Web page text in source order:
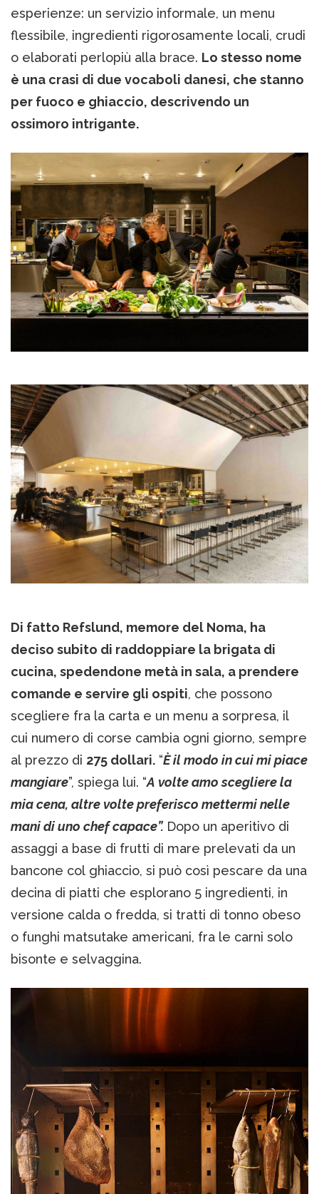
esperienze: un servizio informale, un menu
flessibile, ingredienti rigorosamente locali, crudi
o elaborati perlopiù alla brace. Lo stesso nome
è una crasi di due vocaboli danesi, che stanno
per fuoco e ghiaccio, descrivendo un
ossimoro intrigante.
Di fatto Refslund, memore del Noma, ha
deciso subito di raddoppiare la brigata di
cucina, spedendone metà in sala, a prendere
comande e servire gli ospiti, che possono
scegliere fra la carta e un menu a sorpresa, il
cui numero di corse cambia ogni giorno, sempre
al prezzo di 275 dollari. “È il modo in cui mi piace
mangiare”, spiega lui. “A volte amo scegliere la
mia cena, altre volte preferisco mettermi nelle
mani di uno chef capace”. Dopo un aperitivo di
assaggi a base di frutti di mare prelevati da un
bancone col ghiaccio, si può così pescare da una
decina di piatti che esplorano 5 ingredienti, in
versione calda o fredda, si tratti di tonno obeso
o funghi matsutake americani, fra le carni solo
bisonte e selvaggina.